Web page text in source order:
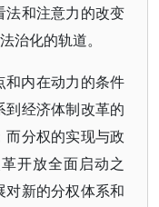
法和注意力的改变
化的轨道。
和内在动力的条件
经济体制改革的
分权的实现与政
开放全面启动之
对新的分权体系和